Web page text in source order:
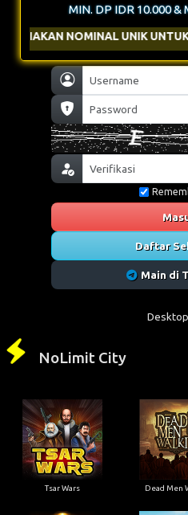
Daftar
Main di
MIN. DP IDR 10.000 &
UNIK UNTUK
Desktop
NoLimit City
Tsar Wars Dead Men